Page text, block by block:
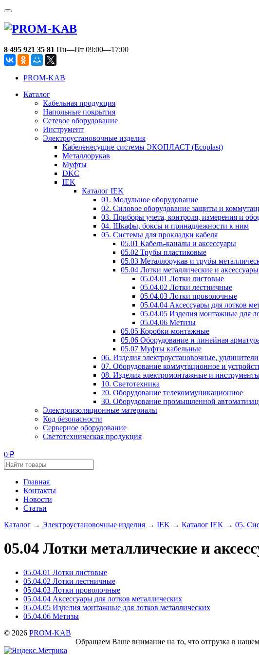
8 495 921 35 81 Пн—Пт 09:00—17:00
PROM-KAB
Каталог
Кабельная продукция
Напольные покрытия
Сетевое оборудование
Инструмент
Электроустановочные изделия
Кабеленесущие системы ЭКОПЛАСТ (Ecoplast)
Металлорукав
Муфты
DKC
IEK
Каталог IEK
01. Модульное оборудование
02. Силовое оборудование защиты и
03. Приборы учета, контроля, измерения и
04. Шкафы, боксы и принадлежности к ним
05. Системы для прокладки кабеля
05.01 Кабель-каналы и аксессуары
05.02 Трубы пластиковые
05.03 Металлорукав и трубы
05.04 Лотки металлические и аксессуары
05.04.01 Лотки листовые
05.04.02 Лотки лестничные
05.04.03 Лотки проволочные
05.04.04 Аксессуары для лотков
05.04.05 Изделия монтажные для
05.04.06 Метизы
05.05 Коробки монтажные
05.06 Оборудование и линейная
05.07 Муфты кабельные
06. Изделия электроустановочные,
07. Оборудование коммутационное и
08. Изделия электромонтажные и
10. Светотехника
20. Оборудование телекоммуникационное
30. Оборудование промышленной
Электроизоляционные материалы
Код безопасности
Серверное оборудование
Светотехническая продукция
0 ₽
Главная
Контакты
Новости
Статьи
Каталог → Электроустановочные изделия → IEK → Каталог IEK → 05.
05.04 Лотки металлические и
05.04.01 Лотки листовые
05.04.02 Лотки лестничные
05.04.03 Лотки проволочные
05.04.04 Аксессуары для лотков металлических
05.04.05 Изделия монтажные для лотков металлических
05.04.06 Метизы
© 2026 PROM-KAB
Обращаем Ваше внимание на то, что отгрузка в